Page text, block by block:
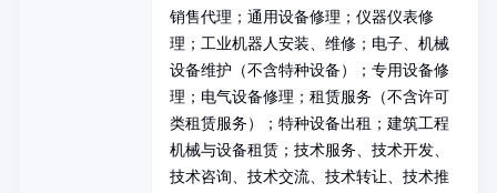
销售代理；通用设备修理；仪器仪表修
理；工业机器人安装、维修；电子、机械
设备维护（不含特种设备）；专用设备修
理；电气设备修理；租赁服务（不含许可
类租赁服务）；特种设备出租；建筑工程
机械与设备租赁；技术服务、技术开发、
技术咨询、技术交流、技术转让、技术推